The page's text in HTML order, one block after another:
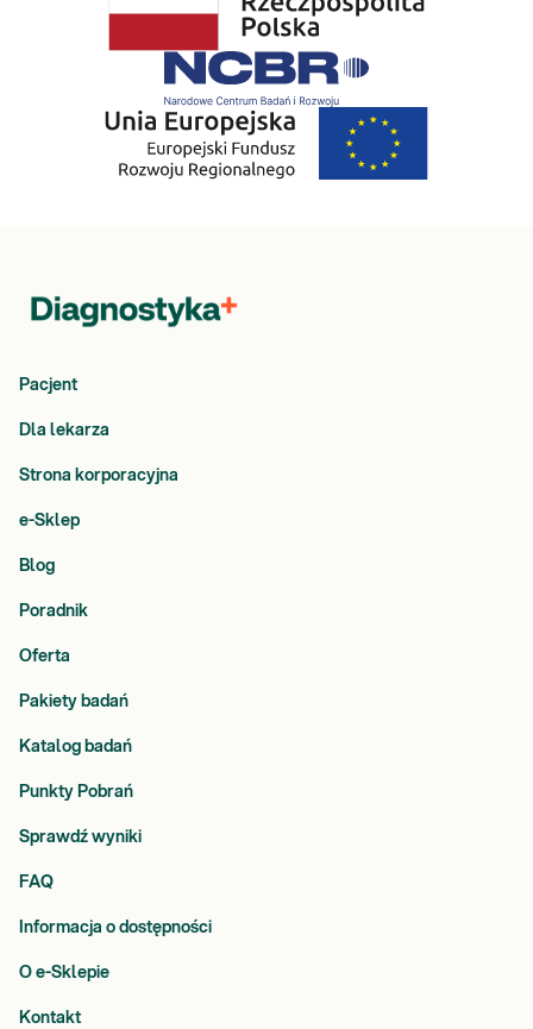
Pacjent
Dla lekarza
Strona korporacyjna
e-Sklep
Blog
Poradnik
Oferta
Pakiety badań
Katalog badań
Punkty Pobrań
Sprawdź wyniki
FAQ
Informacja o dostępności
O e-Sklepie
Kontakt